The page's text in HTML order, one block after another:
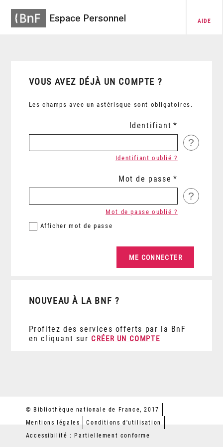
Espace Personnel AIDE
VOUS AVEZ DÉJÀ UN COMPTE ?
Les champs avec un astérisque sont obligatoires.
Identifiant
?
Identifiant oublié ?
Mot de passe
?
Afficher mot de passe
Mot de passe oublié ?
NOUVEAU À LA BNF ?
Profitez des services offerts par la BnF
en cliquant sur CRÉER UN COMPTE
© Bibliothèque nationale de France, 2017
Mentions légales
Conditions d'utilisation
Accessibilité : Partiellement conforme